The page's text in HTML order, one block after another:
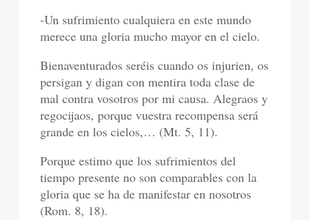
-Un sufrimiento cualquiera en este mundo
merece una gloria mucho mayor en el cielo.
Bienaventurados seréis cuando os injurien, os
persigan y digan con mentira toda clase de
mal contra vosotros por mi causa. Alegraos y
regocijaos, porque vuestra recompensa será
grande en los cielos,… (Mt. 5, 11).
Porque estimo que los sufrimientos del
tiempo presente no son comparables con la
gloria que se ha de manifestar en nosotros
(Rom. 8, 18).